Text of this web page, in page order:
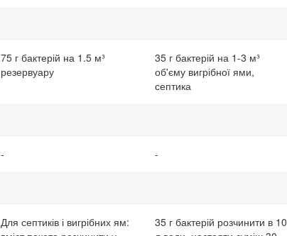
75 г бактерій на 1.5 м³
резервуару
35 г бактерій на 1-3 м³
об'єму вигрібної ями,
септика
- -
Для септиків і вигрібних ям:
35 г бактерій розчинити в 10